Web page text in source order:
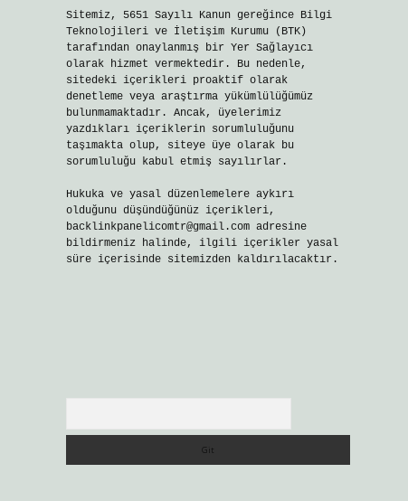
Sitemiz, 5651 Sayılı Kanun gereğince Bilgi
Teknolojileri ve İletişim Kurumu (BTK)
tarafından onaylanmış bir Yer Sağlayıcı
olarak hizmet vermektedir. Bu nedenle,
sitedeki içerikleri proaktif olarak
denetleme veya araştırma yükümlülüğümüz
bulunmamaktadır. Ancak, üyelerimiz
yazdıkları içeriklerin sorumluluğunu
taşımakta olup, siteye üye olarak bu
sorumluluğu kabul etmiş sayılırlar.
Hukuka ve yasal düzenlemelere aykırı
olduğunu düşündüğünüz içerikleri,
backlinkpanelicomtr@gmail.comadresine
bildirmeniz halinde, ilgili içerikler yasal
süre içerisinde sitemizden kaldırılacaktır.